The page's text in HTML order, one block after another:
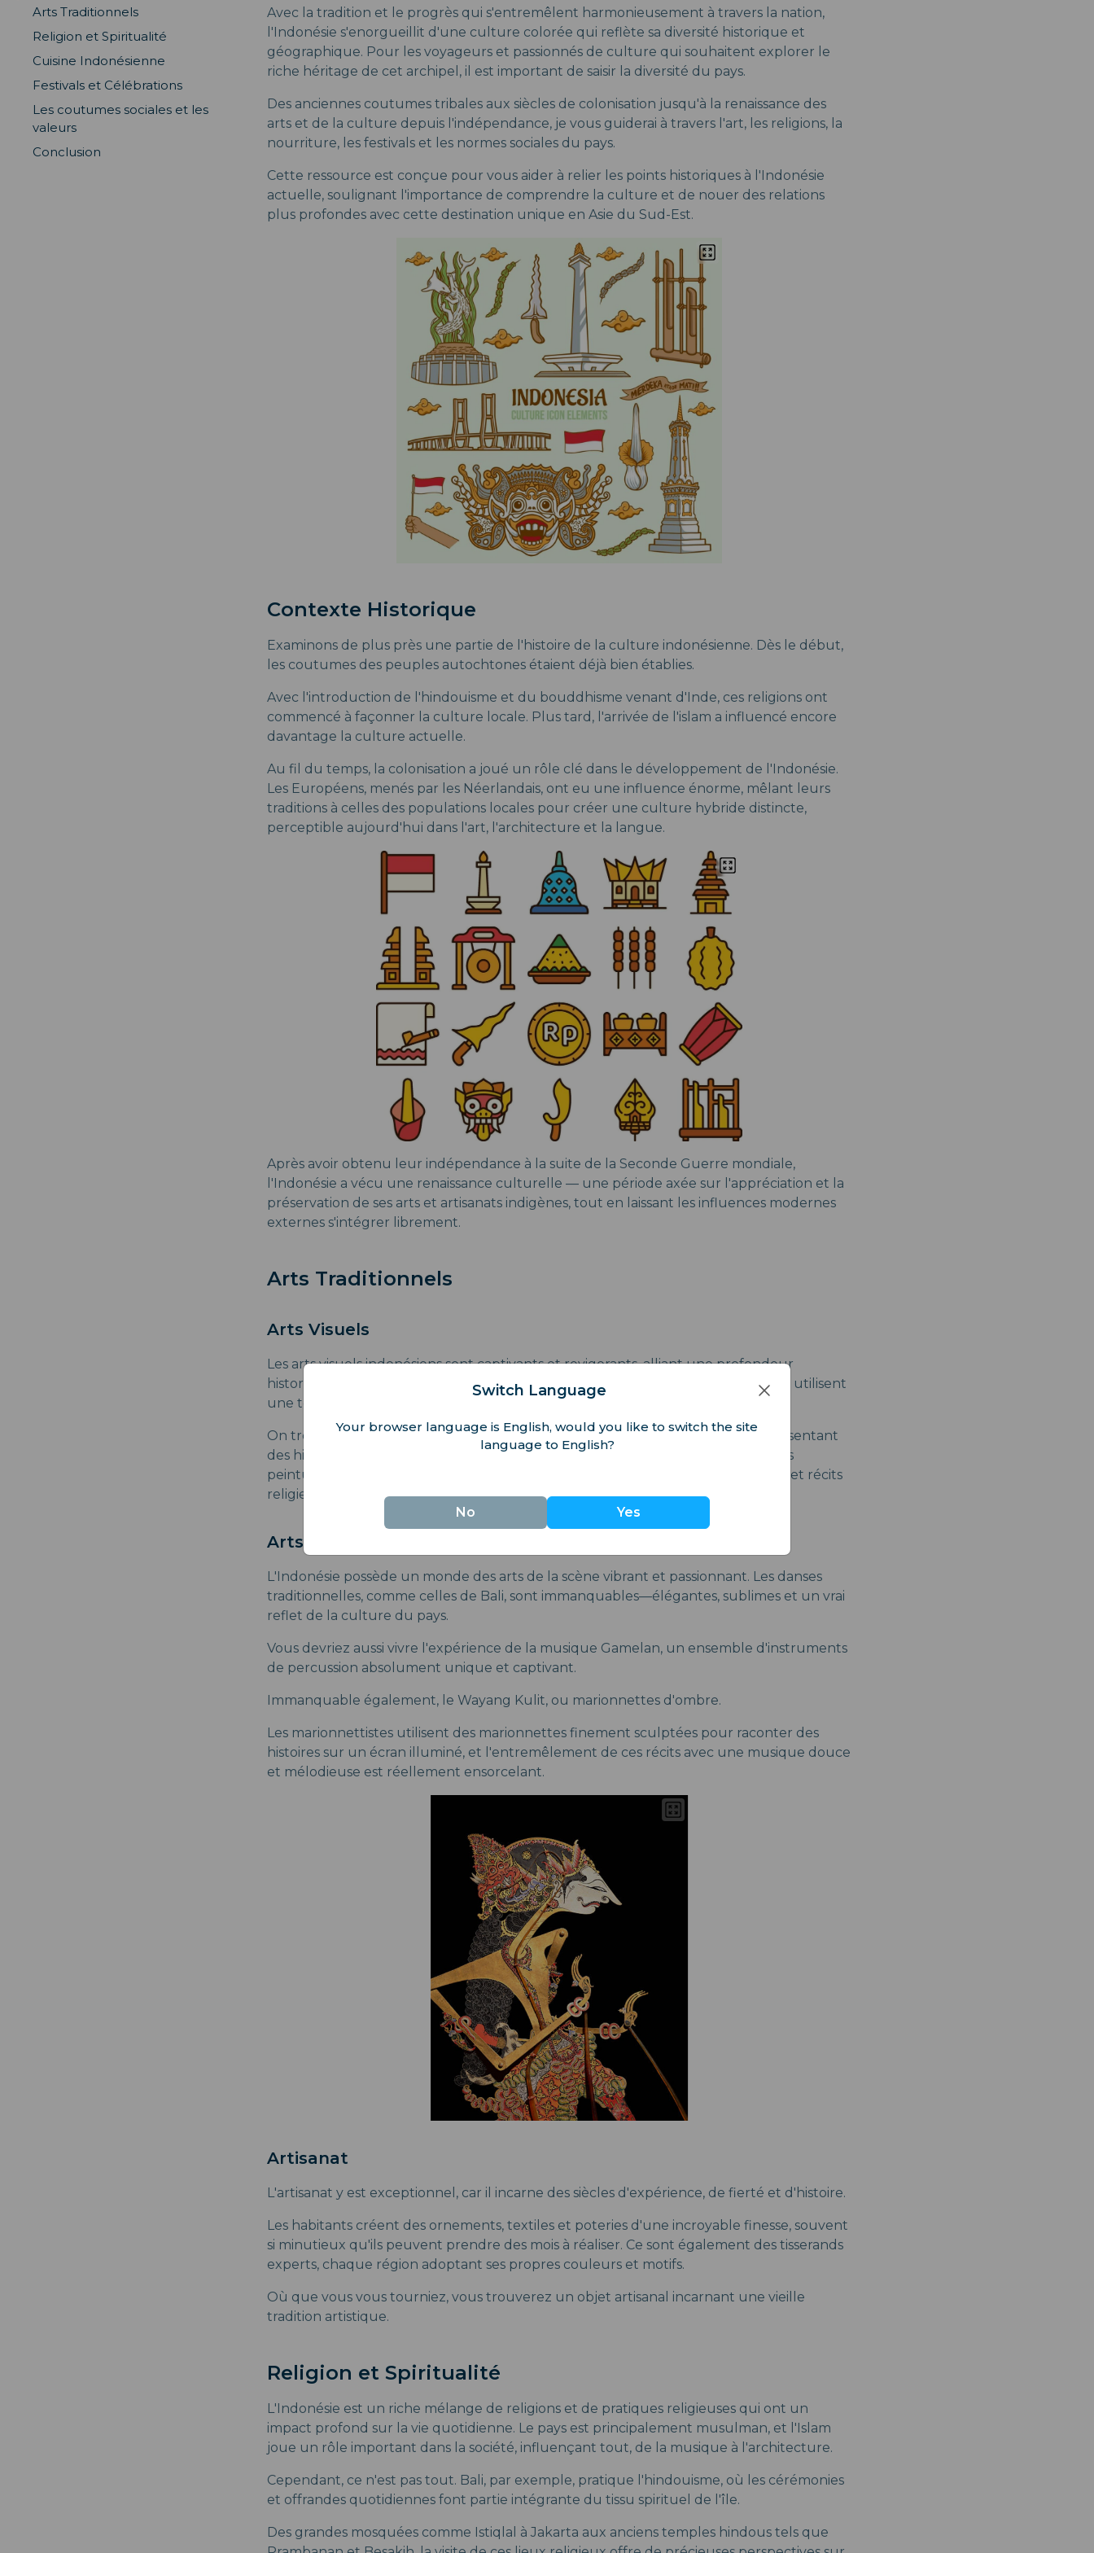
Arts Traditionnels
Religion et Spiritualité
Cuisine Indonésienne
Festivals et Célébrations
Les coutumes sociales et les
valeurs
Conclusion
Avec la tradition et le progrès qui s'entremêlent harmonieusement à travers la nation,
l'Indonésie s'enorgueillit d'une culture colorée qui reflète sa diversité historique et
géographique. Pour les voyageurs et passionnés de culture qui souhaitent explorer le
riche héritage de cet archipel, il est important de saisir la diversité du pays.
Des anciennes coutumes tribales aux siècles de colonisation jusqu'à la renaissance des
arts et de la culture depuis l'indépendance, je vous guiderai à travers l'art, les religions, la
nourriture, les festivals et les normes sociales du pays.
Cette ressource est conçue pour vous aider à relier les points historiques à l'Indonésie
actuelle, soulignant l'importance de comprendre la culture et de nouer des relations
plus profondes avec cette destination unique en Asie du Sud-Est.
Contexte Historique
Examinons de plus près une partie de l'histoire de la culture indonésienne. Dès le début,
les coutumes des peuples autochtones étaient déjà bien établies.
Avec l'introduction de l'hindouisme et du bouddhisme venant d'Inde, ces religions ont
commencé à façonner la culture locale. Plus tard, l'arrivée de l'islam a influencé encore
davantage la culture actuelle.
Au fil du temps, la colonisation a joué un rôle clé dans le développement de l'Indonésie.
Les Européens, menés par les Néerlandais, ont eu une influence énorme, mêlant leurs
traditions à celles des populations locales pour créer une culture hybride distincte,
perceptible aujourd'hui dans l'art, l'architecture et la langue.
Après avoir obtenu leur indépendance à la suite de la Seconde Guerre mondiale,
l'Indonésie a vécu une renaissance culturelle — une période axée sur l'appréciation et la
préservation de ses arts et artisanats indigènes, tout en laissant les influences modernes
externes s'intégrer librement.
Arts Traditionnels
Arts Visuels
Les arts visuels indonésiens sont captivants et revigorants, alliant une profondeur
historique à une grande sophistication. Le plus célèbre est le batik, où les artistes utilisent
une teinture résistante à la cire pour créer des motifs détaillés sur les tissus.
On trouve également de magnifiques sculptures sur bois, chaque œuvre représentant
des histoires différentes, des créatures mythiques aux scènes du quotidien, et les
peintures traditionnelles, riches en couleurs, racontent souvent de vieux contes et récits
religieux.
Arts de la Scène
L'Indonésie possède un monde des arts de la scène vibrant et passionnant. Les danses
traditionnelles, comme celles de Bali, sont immanquables—élégantes, sublimes et un vrai
reflet de la culture du pays.
Vous devriez aussi vivre l'expérience de la musique Gamelan, un ensemble d'instruments
de percussion absolument unique et captivant.
Immanquable également, le Wayang Kulit, ou marionnettes d'ombre.
Les marionnettistes utilisent des marionnettes finement sculptées pour raconter des
histoires sur un écran illuminé, et l'entremêlement de ces récits avec une musique douce
et mélodieuse est réellement ensorcelant.
Artisanat
L'artisanat y est exceptionnel, car il incarne des siècles d'expérience, de fierté et d'histoire.
Les habitants créent des ornements, textiles et poteries d'une incroyable finesse, souvent
si minutieux qu'ils peuvent prendre des mois à réaliser. Ce sont également des tisserands
experts, chaque région adoptant ses propres couleurs et motifs.
Où que vous vous tourniez, vous trouverez un objet artisanal incarnant une vieille
tradition artistique.
Religion et Spiritualité
L'Indonésie est un riche mélange de religions et de pratiques religieuses qui ont un
impact profond sur la vie quotidienne. Le pays est principalement musulman, et l'Islam
joue un rôle important dans la société, influençant tout, de la musique à l'architecture.
Cependant, ce n'est pas tout. Bali, par exemple, pratique l'hindouisme, où les cérémonies
et offrandes quotidiennes font partie intégrante du tissu spirituel de l'île.
Des grandes mosquées comme Istiqlal à Jakarta aux anciens temples hindous tels que
Switch Language
Your browser language is English, would you like to switch the site
language to English?
No Yes